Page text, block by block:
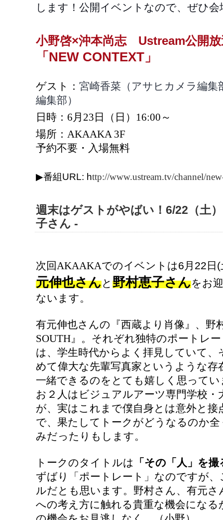
します！公開イベントなので、ぜひ
小野啓×沖本尚志 Ustream公開放
「NEW CONTEXT」
ゲスト： 宮崎香菜（アサヒカメラ編集
編集部）
日時：6月23日（日）16:00～
場所：AKAAKA 3F
予約不要・入場無料
▶番組 URL: http://www.ustream.tv/channel/
週末はゲストがやばい！6/22（土
子さん -
次回AKAAKAでのイベントは6月 22 日 (
元伸也さんと 野村恵子さんをお
ないます。
有元伸也さんの『西蔵より肖像』、野
SOUTH』。それぞれ独特のポートレ
は、学生時代からよく拝見していて
めて偉大な先輩写真家というような
一緒できるのをとても嬉しく思ってい
お２人はビジュアルアーツ専門学校
が、実はこれまで僕自身とは意外と
で、果たしてトークがどうなるのか
みだったりもします。
トークのタイトルは 「その「人」を
ずばり「ポートレート」なのですが
ルだとも思います。野村さん、有元
への考え方に触れる貴重な機会にな